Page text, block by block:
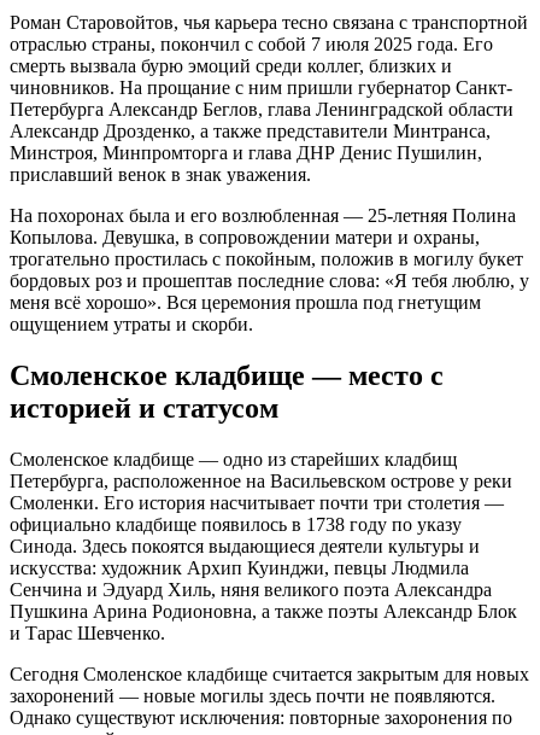
Роман Старовойтов, чья карьера тесно связана с транспортной
отраслью страны, покончил с собой 7 июля 2025 года. Его
смерть вызвала бурю эмоций среди коллег, близких и
чиновников. На прощание с ним пришли губернатор Санкт-
Петербурга Александр Беглов, глава Ленинградской области
Александр Дрозденко, а также представители Минтранса,
Минстроя, Минпромторга и глава ДНР Денис Пушилин,
приславший венок в знак уважения.
На похоронах была и его возлюбленная — 25-летняя Полина
Копылова. Девушка, в сопровождении матери и охраны,
трогательно простилась с покойным, положив в могилу букет
бордовых роз и прошептав последние слова: «Я тебя люблю, у
меня всё хорошо». Вся церемония прошла под гнетущим
ощущением утраты и скорби.
Смоленское кладбище — место с
историей и статусом
Смоленское кладбище — одно из старейших кладбищ
Петербурга, расположенное на Васильевском острове у реки
Смоленки. Его история насчитывает почти три столетия —
официально кладбище появилось в 1738 году по указу
Синода. Здесь покоятся выдающиеся деятели культуры и
искусства: художник Архип Куинджи, певцы Людмила
Сенчина и Эдуард Хиль, няня великого поэта Александра
Пушкина Арина Родионовна, а также поэты Александр Блок
и Тарас Шевченко.
Сегодня Смоленское кладбище считается закрытым для новых
захоронений — новые могилы здесь почти не появляются.
Однако существуют исключения: повторные захоронения по